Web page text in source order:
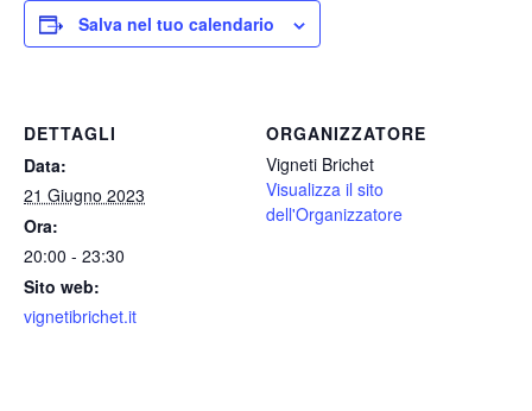
Salva nel tuo calendario
DETTAGLI
Data:
21 Giugno 2023
Ora:
20:00 - 23:30
Sito web:
vignetibrichet.it
ORGANIZZATORE
Vigneti Brichet
Visualizza il sito
dell'Organizzatore